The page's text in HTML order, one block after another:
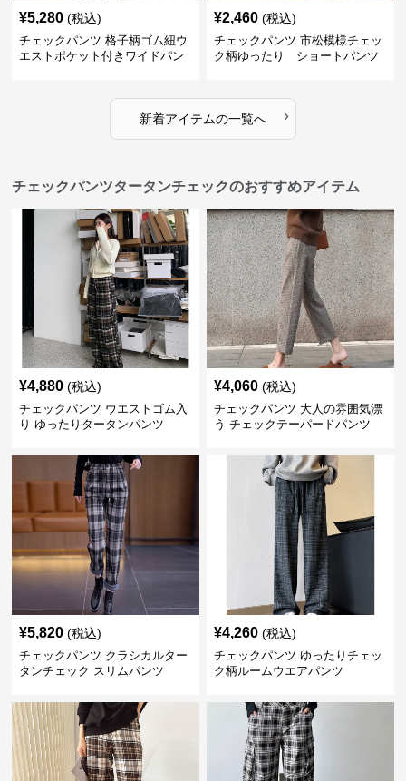
¥5,280 (税込)
チェックパンツ 格子柄ゴム紐ウ
エストポケット付きワイドパン
¥2,460 (税込)
チェックパンツ 市松模様チェッ
ク柄ゆったり ショートパンツ
新着アイテムの一覧へ ›
チェックパンツタータンチェックのおすすめアイテム
¥4,880 (税込)
チェックパンツ ウエストゴム入
り ゆったりタータンパンツ
¥4,060 (税込)
チェックパンツ 大人の雰囲気漂
う チェックテーパードパンツ
¥5,820 (税込)
チェックパンツ クラシカルター
タンチェック スリムパンツ
¥4,260 (税込)
チェックパンツ ゆったりチェッ
ク柄ルームウエアパンツ